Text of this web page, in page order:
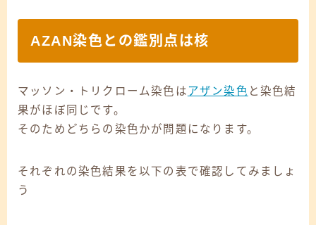
AZAN染色との鑑別点は核
マッソン・トリクローム染色は アザン染色 と染色結
果がほぼ同じです。
そのためどちらの染色かが問題になります。
それぞれの染色結果を以下の表で確認してみましょ
う